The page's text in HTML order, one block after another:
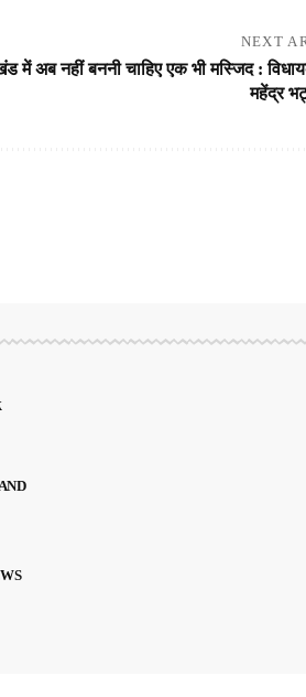
NEXT
में अब नहीं बननी चाहिए एक भी मस्जिद :
महेंद्र